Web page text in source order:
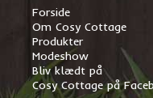
Forside
Om Cosy Cottage
Produkter
Modeshow
Bliv klædt på
Cosy Cottage på